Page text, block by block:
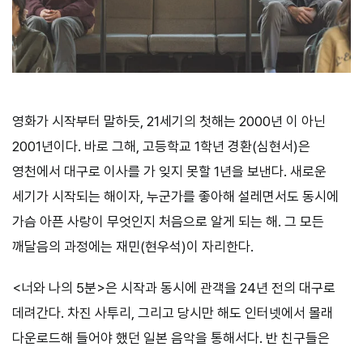
영화가 시작부터 말하듯, 21세기의 첫해는 2000년 이 아닌
2001년이다. 바로 그해, 고등학교 1학년 경환(심현서)은
영천에서 대구로 이사를 가 잊지 못할 1년을 보낸다. 새로운
세기가 시작되는 해이자, 누군가를 좋아해 설레면서도 동시에
가슴 아픈 사랑이 무엇인지 처음으로 알게 되는 해. 그 모든
깨달음의 과정에는 재민(현우석)이 자리한다.
<너와 나의 5분>은 시작과 동시에 관객을 24년 전의 대구로
데려간다. 차진 사투리, 그리고 당시만 해도 인터넷에서 몰래
다운로드해 들어야 했던 일본 음악을 통해서다. 반 친구들은